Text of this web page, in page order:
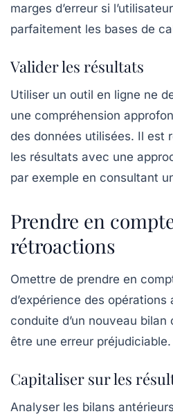
marges d’erreur si
parfaitement les bases de
Valider les résultats
Utiliser un outil en ligne ne
une compréhension
des données utilisées. Il est
les résultats avec une
par exemple en consultant
Prendre en
rétroactions
Omettre de prendre en
d’expérience des opérations
conduite d’un nouveau
être une erreur préjudiciable.
Capitaliser sur les
Analyser les bilans